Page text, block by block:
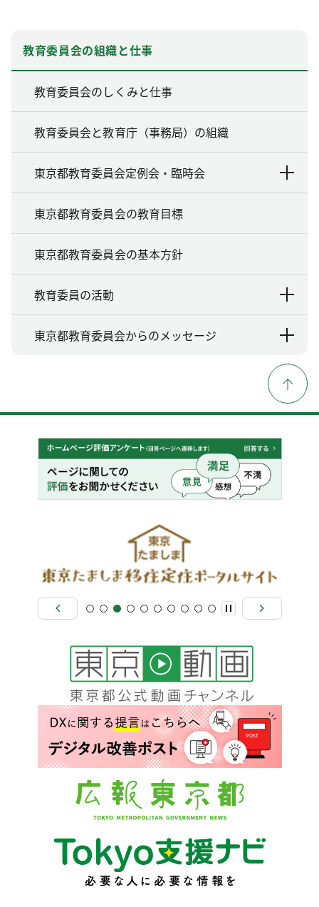
教育委員会の組織と仕事
教育委員会のしくみと仕事
教育委員会と教育庁（事務局）の組織
東京都教育委員会定例会・臨時会
東京都教育委員会の教育目標
東京都教育委員会の基本方針
教育委員の活動
東京都教育委員会からのメッセージ